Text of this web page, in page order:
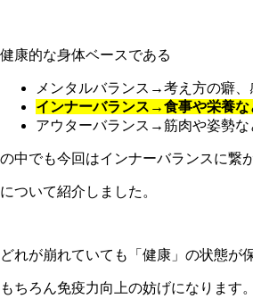
健康的な身体ベースである
メンタルバランス→考え方の癖
インナーバランス→食事や栄養な
アウターバランス→筋肉や姿勢な
の中でも今回はインナーバランスに繋
について紹介しました。
どれが崩れていても「健康」の状態が
もちろん免疫力向上の妨げになります。